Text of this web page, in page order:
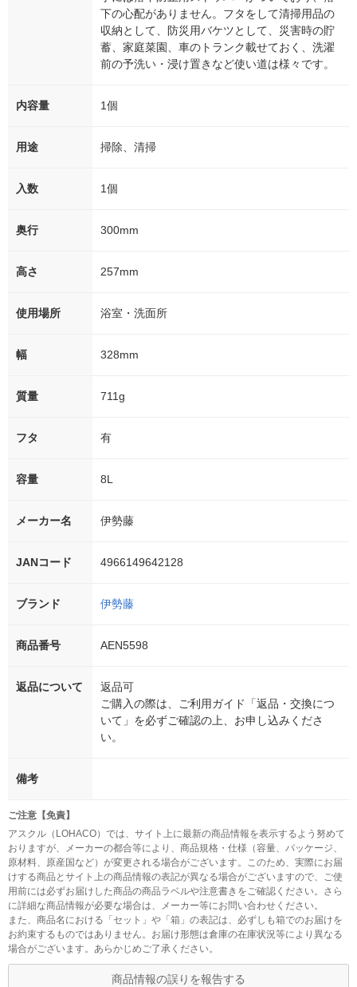
下の心配がありません。フタをして清掃用品の
収納として、防災用バケツとして、災害時の貯
蓄、家庭菜園、車のトランク載せておく、洗濯
前の予洗い・浸け置きなど使い道は様々です。
内容量 1個
用途 掃除、清掃
入数 1個
奥行 300mm
高さ 257mm
使用場所 浴室・洗面所
幅 328mm
質量 711g
フタ 有
容量 8L
メーカー名 伊勢藤
JANコード 4966149642128
ブランド 伊勢藤
商品番号 AEN5598
返品について
返品可
ご購入の際は、ご利用ガイド「返品・交換につ
いて」を必ずご確認の上、お申し込みくださ
い。
備考
ご注意【免責】
アスクル（LOHACO）では、サイト上に最新の商品情報を表示するよう努めて
おりますが、メーカーの都合等により、商品規格・仕様（容量、パッケージ、
原材料、原産国など）が変更される場合がございます。このため、実際にお届
けする商品とサイト上の商品情報の表記が異なる場合がございますので、ご使
用前には必ずお届けした商品の商品ラベルや注意書きをご確認ください。さら
に詳細な商品情報が必要な場合は、メーカー等にお問い合わせください。
また、商品名における「セット」や「箱」の表記は、必ずしも箱でのお届けを
お約束するものではありません。お届け形態は倉庫の在庫状況等により異なる
場合がございます。あらかじめご了承ください。
商品情報の誤りを報告する